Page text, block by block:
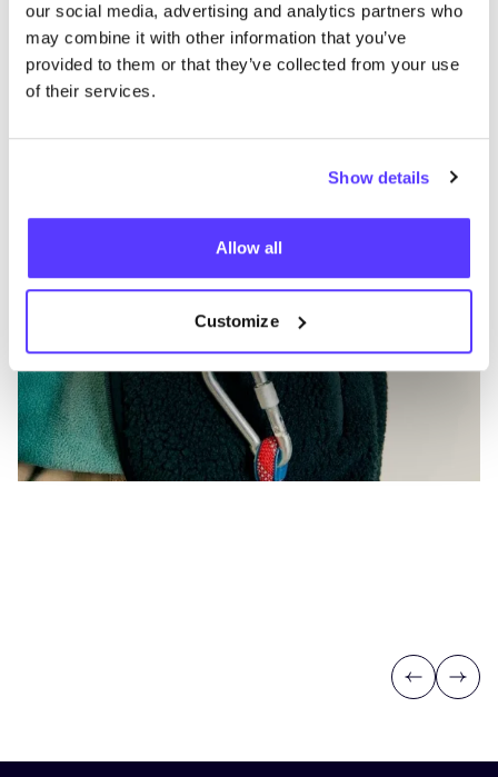
our social media, advertising and analytics partners who
may combine it with other information that you’ve
provided to them or that they’ve collected from your use
of their services.
Show details
Allow all
Customize
Element
Ropa Mochilas
Previous
Next